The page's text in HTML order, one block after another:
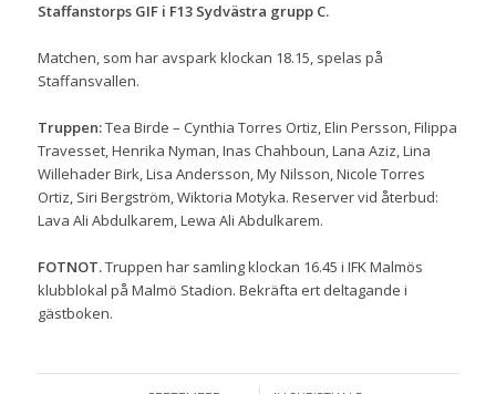
Staffanstorps GIF i F13 Sydvästra grupp C.
Matchen, som har avspark klockan 18.15, spelas på
Staffansvallen.
Truppen:Tea Birde – Cynthia Torres Ortiz, Elin Persson, Filippa
Travesset, Henrika Nyman, Inas Chahboun, Lana Aziz, Lina
Willehader Birk, Lisa Andersson, My Nilsson, Nicole Torres
Ortiz, Siri Bergström, Wiktoria Motyka. Reserver vid återbud:
Lava Ali Abdulkarem, Lewa Ali Abdulkarem.
FOTNOT.Truppen har samling klockan 16.45 i IFK Malmös
klubblokal på Malmö Stadion. Bekräfta ert deltagande i
gästboken.